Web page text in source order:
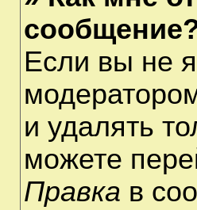
Если вы не
и удалять
можете
Правка в